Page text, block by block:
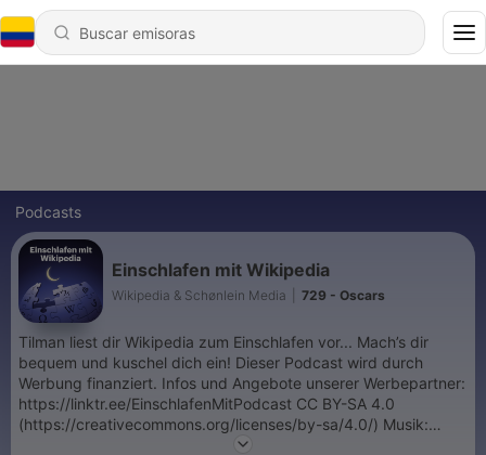
Podcasts
Einschlafen mit Wikipedia
Wikipedia & Schønlein Media 729 - Oscars
Tilman liest dir Wikipedia zum Einschlafen vor... Mach’s dir
bequem und kuschel dich ein! Dieser Podcast wird durch
Werbung finanziert. Infos und Angebote unserer Werbepartner:
https://linktr.ee/EinschlafenMitPodcast CC BY-SA 4.0
(https://creativecommons.org/licenses/by-sa/4.0/) Musik:
LAKEY INSPIRED - Better Days